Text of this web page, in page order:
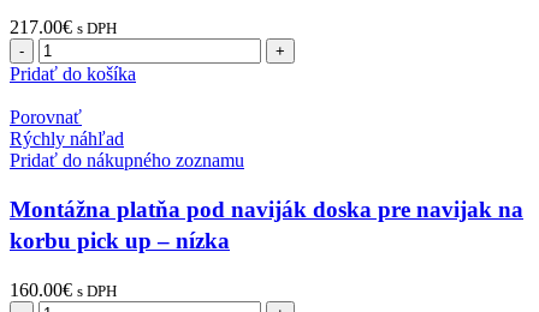
217.00€ s DPH
Pridať do košíka
Porovnať
Rýchly náhľad
Pridať do nákupného zoznamu
Montážna platňa pod naviják doska pre navijak na
korbu pick up – nízka
160.00€ s DPH